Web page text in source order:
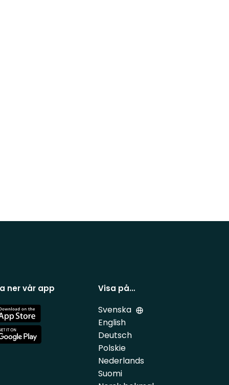
ner vår app Visa på…
Svenska
English
Deutsch
Polskie
Nederlands
Suomi